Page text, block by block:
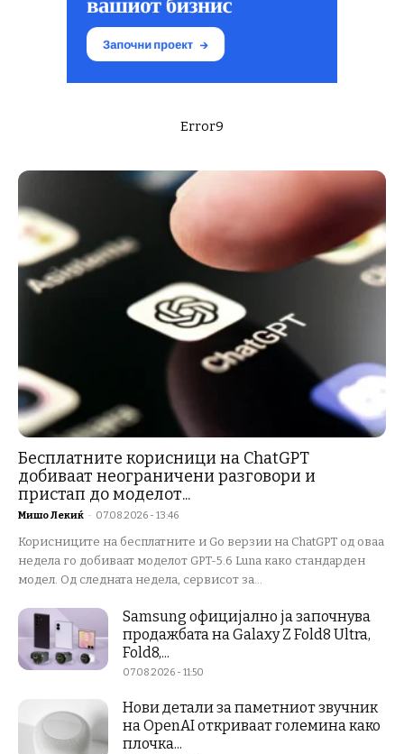
Error9
Бесплатните корисници на ChatGPT
добиваат неограничени разговори и
пристап до моделот...
Мишо Лекиќ - 07.08.2026 - 13:46
Корисниците на бесплатните и Go верзии на ChatGPT од оваа
недела го добиваат моделот GPT-5.6 Luna како стандарден
модел. Од следната недела, сервисот за...
Samsung официјално ја започнува
продажбата на Galaxy Z Fold8 Ultra,
Fold8,...
07.08.2026 - 11:50
Нови детали за паметниот звучник
на OpenAI откриваат големина како
плочка...